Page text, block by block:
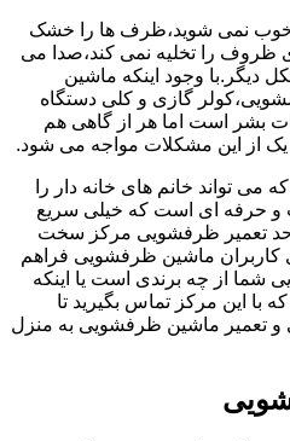
نمی شوید،ظرف ها را خشک
را تخلیه نمی کند،صدا می
دیگر.با وجود اینکه ماشین
گازی و کلی دستگاه
بشر است اما هر از گاهی هم
یک از این مشکلات مواجه می شود.
تواند خانم های خانه دار را
و حرفه ای است که خیلی سریع
تعمیر ظرفشویی مرکز سخت
کاربران ماشین ظرفشویی فراهم
از چه برندی است یا اینکه
این مرکز تماس بگیرید تا
و تعمیر ماشین ظرفشویی به منزل